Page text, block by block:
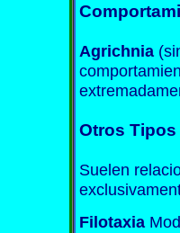
Agrichnia
Otros
Suelen
Filotaxia